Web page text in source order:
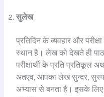
सुलेख
प्रतिदिन के व्यवहार और
स्थान है। लेख को देखते ही
परीक्षार्थी के प्रति प्रतिकूल
अतएव, आपका लेख सुन्दर,
अभ्यास से बनता है। इसके लिए